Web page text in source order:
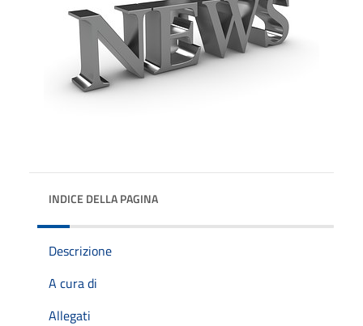
INDICE DELLA PAGINA
Descrizione
A cura di
Allegati